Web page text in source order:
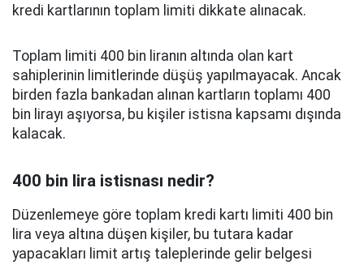
kredi kartlarının toplam limiti dikkate alınacak.
Toplam limiti 400 bin liranın altında olan kart
sahiplerinin limitlerinde düşüş yapılmayacak. Ancak
birden fazla bankadan alınan kartların toplamı 400
bin lirayı aşıyorsa, bu kişiler istisna kapsamı dışında
kalacak.
400 bin lira istisnası nedir?
Düzenlemeye göre toplam kredi kartı limiti 400 bin
lira veya altına düşen kişiler, bu tutara kadar
yapacakları limit artış taleplerinde gelir belgesi